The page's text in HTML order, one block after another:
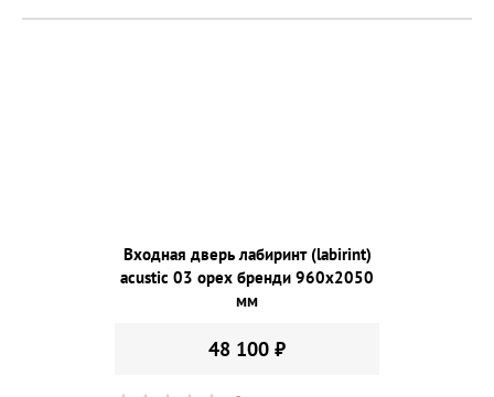
Входная дверь лабиринт (labirint)
acustic 03 орех бренди 960х2050
мм
48 100 ₽